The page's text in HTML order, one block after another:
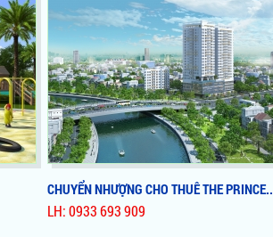
CHUYỂN NHƯỢNG CHO THUÊ THE PRINCE..
LH: 0933 693 909